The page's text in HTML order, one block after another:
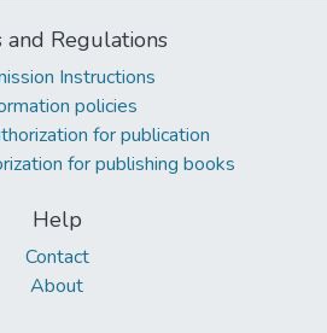
and Regulations
Instructions
policies
for publication
for publishing books
Help
Contact
About